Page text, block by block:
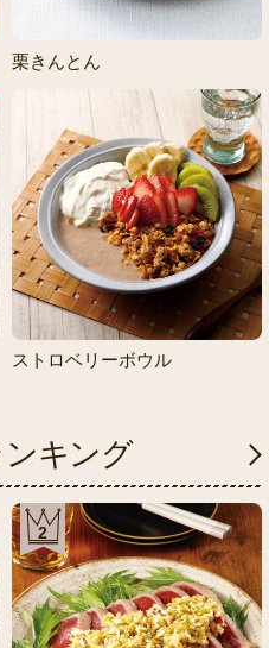
栗きんとん
ストロベリーボウル
キング
2